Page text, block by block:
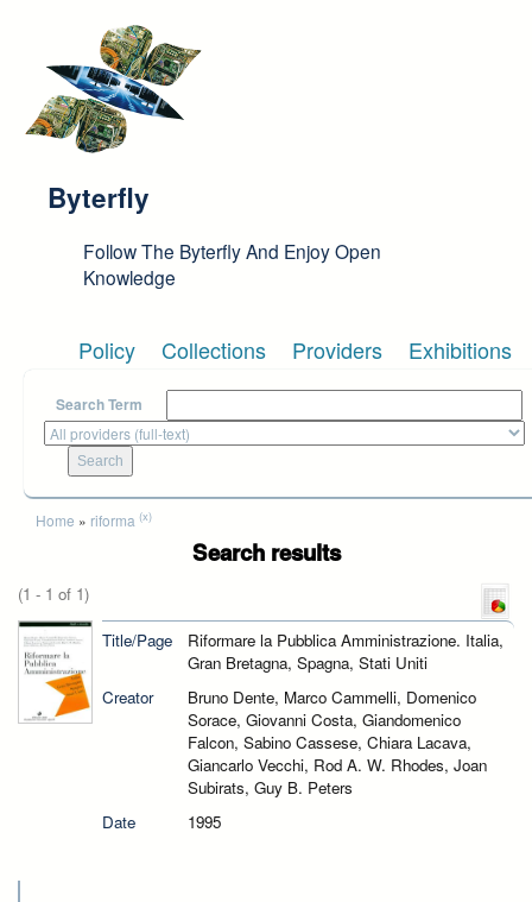
Byterfly
Follow The Byterfly And Enjoy Open
Knowledge
Policy Collections Providers Exhibitions
Search Term
You are here
Home » riforma (x)
Search results
(1 - 1 of 1)
Title/Page
Riformare la Pubblica Amministrazione. Italia,
Gran Bretagna, Spagna, Stati Uniti
Creator
Bruno Dente, Marco Cammelli, Domenico
Sorace, Giovanni Costa, Giandomenico
Falcon, Sabino Cassese, Chiara Lacava,
Giancarlo Vecchi, Rod A. W. Rhodes, Joan
Subirats, Guy B. Peters
Date
1995